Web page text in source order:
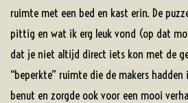
ruimte met een bed en kast erin. De
pittig en wat ik erg leuk vond (op dat
dat je niet altijd direct iets kon met de
“beperkte” ruimte die de makers
benut en zorgde ook voor een mooi